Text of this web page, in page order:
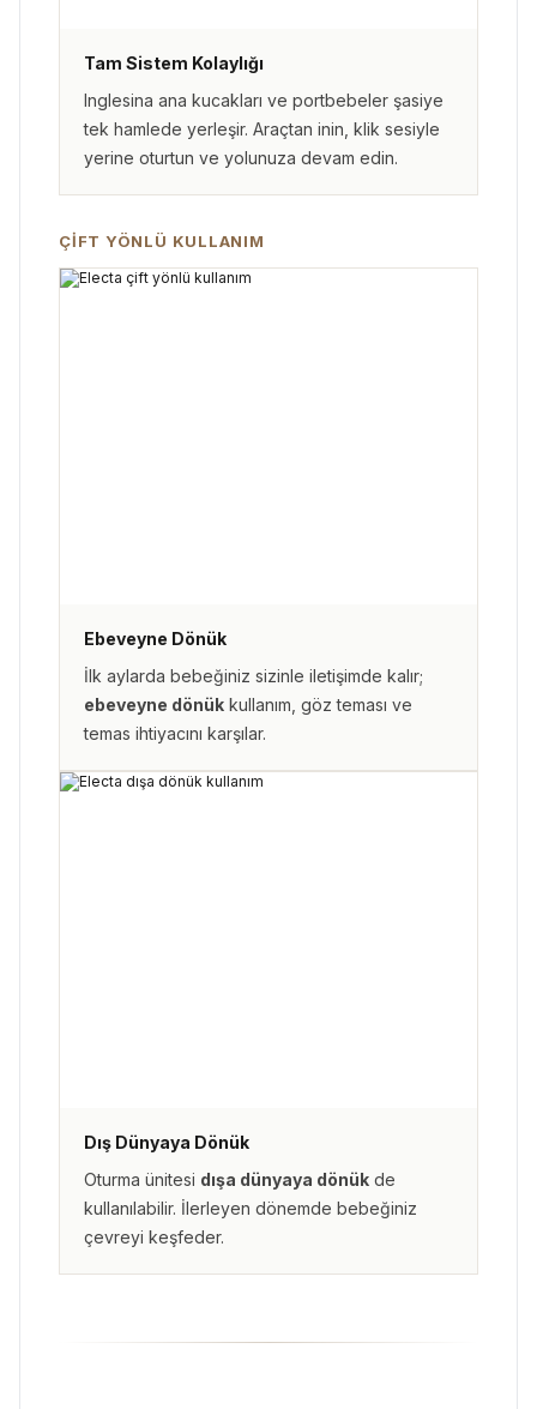
Tam Sistem Kolaylığı
Inglesina ana kucakları ve portbebeler şasiye
tek hamlede yerleşir. Araçtan inin, klik sesiyle
yerine oturtun ve yolunuza devam edin.
ÇIFT YÖNLÜ KULLANIM
Ebeveyne Dönük
İlk aylarda bebeğiniz sizinle iletişimde kalır;
ebeveyne dönük kullanım, göz teması ve
temas ihtiyacını karşılar.
Dış Dünyaya Dönük
Oturma ünitesi dışa dünyaya dönük de
kullanılabilir. İlerleyen dönemde bebeğiniz
çevreyi keşfeder.